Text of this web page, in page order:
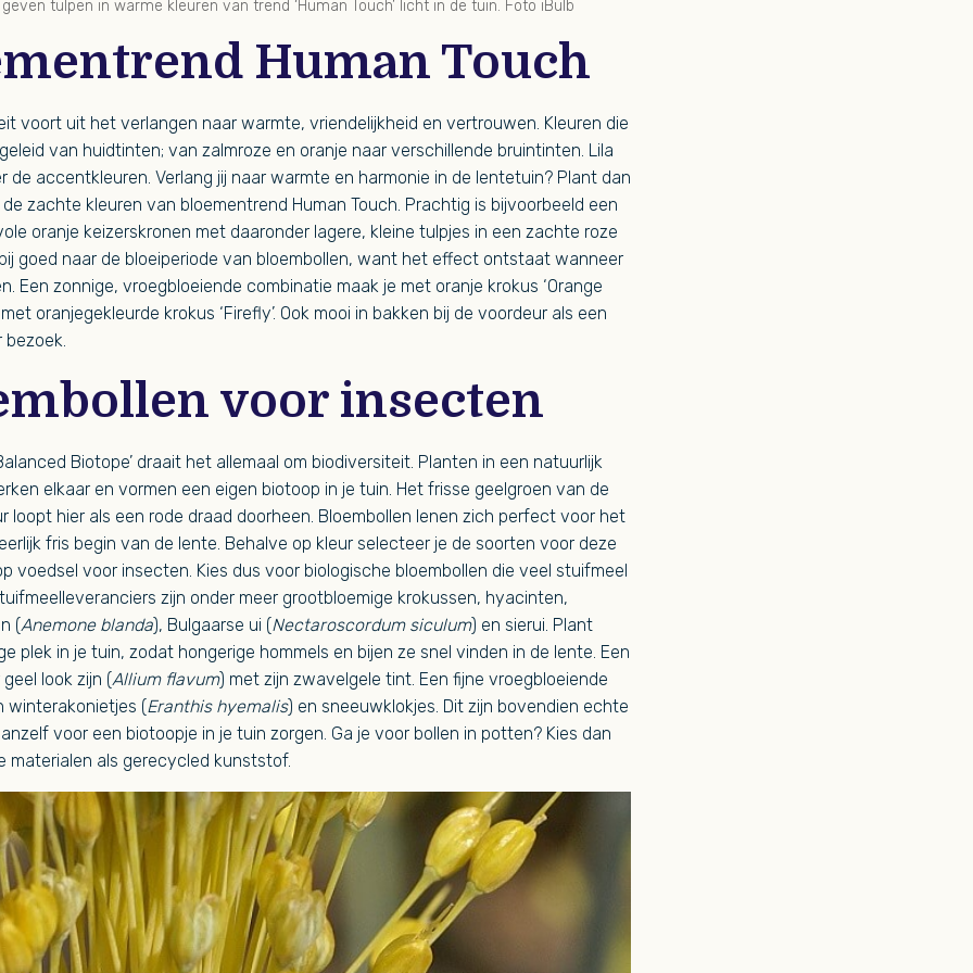
tulpen in warme kleuren van trend ‘Human Touch’ licht in de tuin. Foto iBulb
Human Touch
voort uit het verlangen naar warmte, vriendelijkheid en vertrouwen. Kleuren die
van huidtinten; van zalmroze en oranje naar verschillende bruintinten. Lila
de accentkleuren. Verlang jij naar warmte en harmonie in de lentetuin? Plant dan
zachte kleuren van bloementrend Human Touch. Prachtig is bijvoorbeeld een
oranje keizerskronen met daaronder lagere, kleine tulpjes in een zachte roze
goed naar de bloeiperiode van bloembollen, want het effect ontstaat wanneer
Een zonnige, vroegbloeiende combinatie maak je met oranje krokus ‘Orange
oranjegekleurde krokus ‘Firefly’. Ook mooi in bakken bij de voordeur als een
voor insecten
Biotope’ draait het allemaal om biodiversiteit. Planten in een natuurlijk
elkaar en vormen een eigen biotoop in je tuin. Het frisse geelgroen van de
loopt hier als een rode draad doorheen. Bloembollen lenen zich perfect voor het
fris begin van de lente. Behalve op kleur selecteer je de soorten voor deze
voedsel voor insecten. Kies dus voor biologische bloembollen die veel stuifmeel
zijn onder meer grootbloemige krokussen, hyacinten,
(Anemone blanda), Bulgaarse ui (Nectaroscordum siculum) en sierui. Plant
plek in je tuin, zodat hongerige hommels en bijen ze snel vinden in de lente. Een
look zijn (Allium flavum) met zijn zwavelgele tint. Een fijne vroegbloeiende
winterakonietjes (Eranthis hyemalis) en sneeuwklokjes. Dit zijn bovendien echte
voor een biotoopje in je tuin zorgen. Ga je voor bollen in potten? Kies dan
materialen als gerecycled kunststof.